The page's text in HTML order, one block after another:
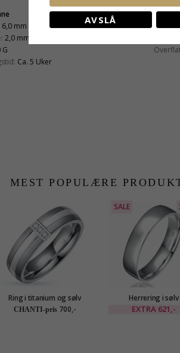
6,0 mm
2,0 mm
G
Ca. 5 Uker
MEST POPULÆRE
Ring i titanium og sølv
CHANTI-pris 700,-
SALE
Herrering i sølv
EXTRA 621,-
AVSLÅ